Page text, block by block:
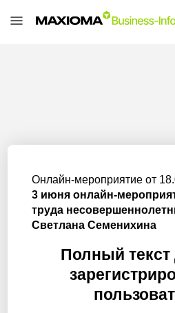
Онлайн-мероприятие от
3 июня онлайн-
труда
Светлана Семенихина
Полный текст